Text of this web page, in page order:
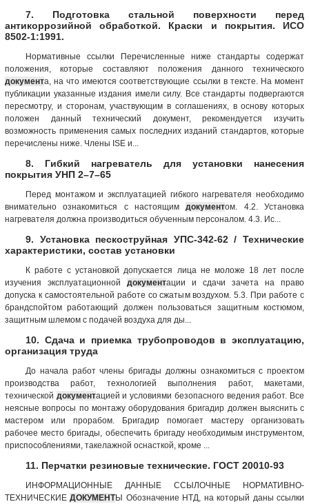
7. Подготовка стальной поверхности перед
антикоррозийной обработкой. Краски и покрытия. ИСО
8502-1:1991.
Нормативные ссылки Перечисленные ниже стандарты содержат
положения, которые составляют положения данного технического
документа, на что имеются соответствующие ссылки в тексте. На момент
публикации указанные издания имели силу. Все стандарты подвергаются
пересмотру, и сторонам, участвующим в соглашениях, в основу которых
положен данный технический документ, рекомендуется изучить
возможность применения самых последних изданий стандартов, которые
перечислены ниже. Члены ISE и...
8. Гибкий нагреватель для установки нанесения
покрытия УНП 2–7–65
Перед монтажом и эксплуатацией гибкого нагревателя необходимо
внимательно ознакомиться с настоящимдокументом. 4.2. Установка
нагревателя должна производиться обученным персоналом. 4.3. Ис...
9. Установка пескоструйная УПС-342-62 / Технические
характеристики, состав установки
К работе с установкой допускается лица не моложе 18 лет после
изучения эксплуатационной документации и сдачи зачета на право
допуска к самостоятельной работе со сжатым воздухом. 5.3. При работе с
брандспойтом работающий должен пользоваться защитным костюмом,
защитным шлемом с подачей воздуха для ды...
10. Сдача и приемка трубопроводов в эксплуатацию,
организация труда
До начала работ члены бригады должны ознакомиться с проектом
производства работ, технологией выполнения работ, макетами,
технической документацией и условиями безопасного ведения работ. Все
неясные вопросы по монтажу оборудования бригадир должен выяснить с
мастером или прорабом. Бригадир помогает мастеру организовать
рабочее место бригады, обеспечить бригаду необходимым инструментом,
приспособлениями, такелажной оснасткой, кроме ...
11. Перчатки резиновые технические. ГОСТ 20010-93
ИНФОРМАЦИОННЫЕ ДАННЫЕ ССЫЛОЧНЫЕ НОРМАТИВНО-
ТЕХНИЧЕСКИЕДОКУМЕНТЫ Обозначение НТД, на который даны ссылки